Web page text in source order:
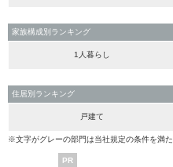
家族構成別ランキング
1人暮らし
住居別ランキング
戸建て
※文字がグレーの部門は当社規定の条件を満
PR